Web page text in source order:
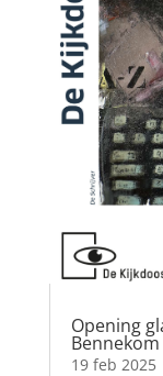
Opening
Bennekom
19 feb 2025